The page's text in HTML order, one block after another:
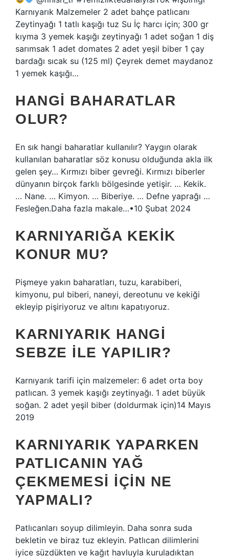
Karnıyarık Malzemeler 2 adet bahçe patlıcanı
Zeytinyağı 1 tatlı kaşığı tuz Su İç harcı için; 300 gr
kıyma 3 yemek kaşığı zeytinyağı 1 adet soğan 1 diş
sarımsak 1 adet domates 2 adet yeşil biber 1 çay
bardağı sıcak su (125 ml) Çeyrek demet maydanoz
1 yemek kaşığı…
HANGI BAHARATLAR
OLUR?
En sık hangi baharatlar kullanılır? Yaygın olarak
kullanılan baharatlar söz konusu olduğunda akla ilk
gelen şey… Kırmızı biber gevreği. Kırmızı biberler
dünyanın birçok farklı bölgesinde yetişir. … Kekik.
… Nane. … Kimyon. … Biberiye. … Defne yaprağı …
Fesleğen.Daha fazla makale…•10 Şubat 2024
KARNIYARIĞA KEKIK
KONUR MU?
Pişmeye yakın baharatları, tuzu, karabiberi,
kimyonu, pul biberi, naneyi, dereotunu ve kekiği
ekleyip pişiriyoruz ve altını kapatıyoruz.
KARNIYARIK HANGI
SEBZE ILE YAPILIR?
Karnıyarık tarifi için malzemeler: 6 adet orta boy
patlıcan. 3 yemek kaşığı zeytinyağı. 1 adet büyük
soğan. 2 adet yeşil biber (doldurmak için)14 Mayıs
2019
KARNIYARIK YAPARKEN
PATLICANIN YAĞ
ÇEKMEMESI IÇIN NE
YAPMALI?
Patlıcanları soyup dilimleyin. Daha sonra suda
bekletin ve biraz tuz ekleyin. Patlıcan dilimlerini
iyice süzdükten ve kağıt havluyla kuruladıktan